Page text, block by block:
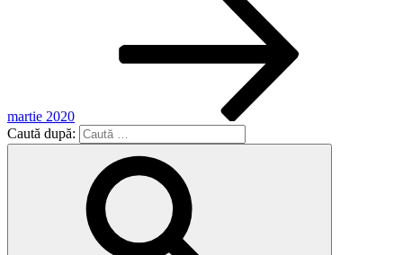
martie 2020
Caută după: